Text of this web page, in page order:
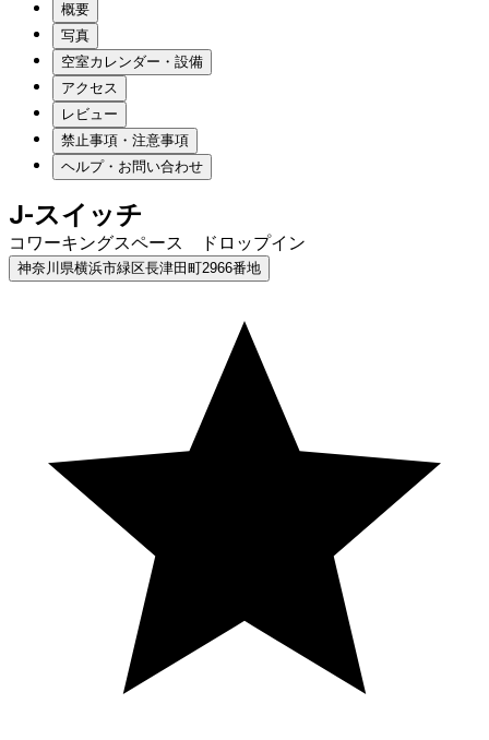
概要
写真
空室カレンダー・設備
アクセス
レビュー
禁止事項・注意事項
ヘルプ・お問い合わせ
J-スイッチ
コワーキングスペース ドロップイン
神奈川県横浜市緑区長津田町2966番地